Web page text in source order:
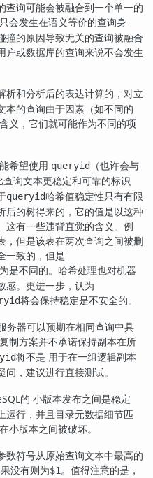
查询可能会被融合到一个单一的
会发生在语义等价的查询身
撞的原因导致无关的查询被融合
户或数据库的查询来说不会发生
析和分析后的表达计算的，对立
本的查询由于因素（如不同的
义，它们就可能作为不同的项
希望使用 queryid （也许会与
询文本更稳定和可靠的标识
queryid哈希值稳定性只有有限
后的树得来的，它的值是以这种
这有一些违背直觉的含义。例
，但是该表在两次查询之间被删
一致的，但是
是不同的。哈希处理也对机器
感。更进一步，认为
将会保持稳定是不安全的。
务器可以预期在相同查询中具
制方案并不承诺保持副本在所
将不是 用于在一组逻辑副本
，建议进行直接测试。
的 小版本发布之间是稳定
运行，并且目录元数据细节匹
小版本之间被破坏。
数符号从原始查询文本中最高的
没有则为$1。值得注意的是，